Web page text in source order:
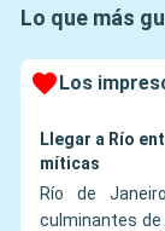
Lo que más
Los
Llegar a Río
míticas
Río de
culminantes